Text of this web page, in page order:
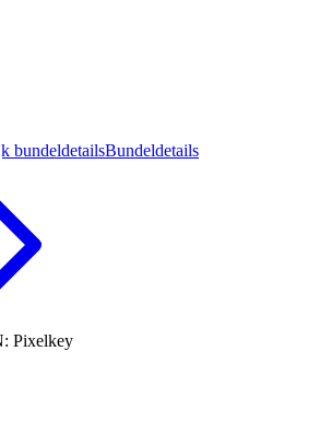
bundeldetailsBundeldetails
Pixelkey